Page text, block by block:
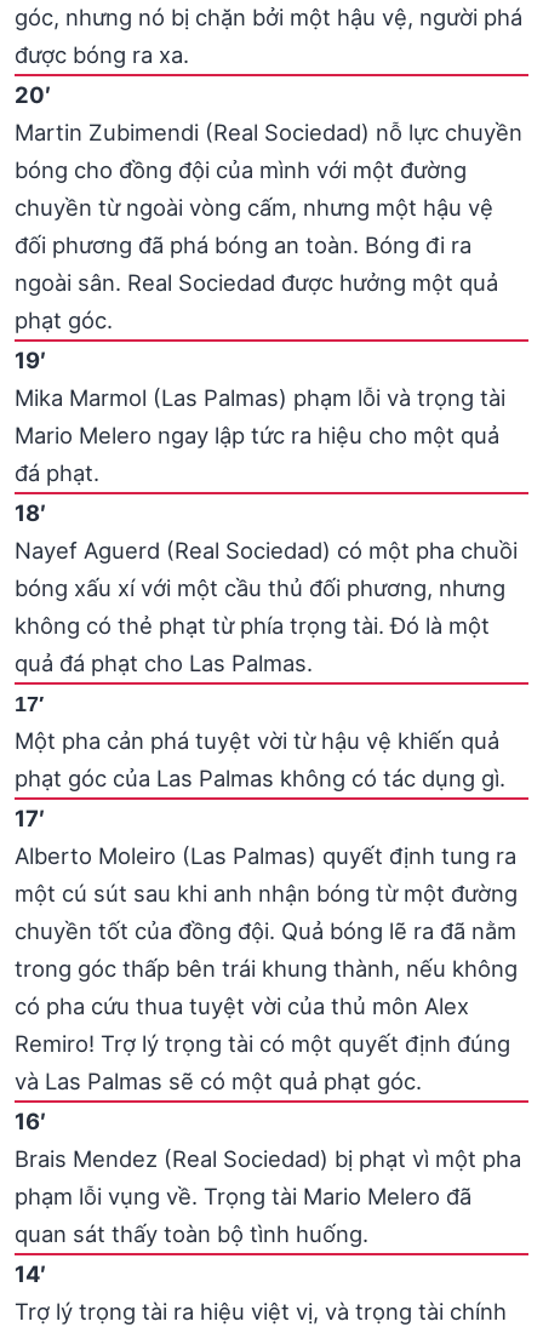
góc, nhưng nó bị chặn bởi một hậu vệ, người phá
được bóng ra xa.
20′
Martin Zubimendi (Real Sociedad) nỗ lực chuyền
bóng cho đồng đội của mình với một đường
chuyền từ ngoài vòng cấm, nhưng một hậu vệ
đối phương đã phá bóng an toàn. Bóng đi ra
ngoài sân. Real Sociedad được hưởng một quả
phạt góc.
19′
Mika Marmol (Las Palmas) phạm lỗi và trọng tài
Mario Melero ngay lập tức ra hiệu cho một quả
đá phạt.
18′
Nayef Aguerd (Real Sociedad) có một pha chuồi
bóng xấu xí với một cầu thủ đối phương, nhưng
không có thẻ phạt từ phía trọng tài. Đó là một
quả đá phạt cho Las Palmas.
17′
Một pha cản phá tuyệt vời từ hậu vệ khiến quả
phạt góc của Las Palmas không có tác dụng gì.
17′
Alberto Moleiro (Las Palmas) quyết định tung ra
một cú sút sau khi anh nhận bóng từ một đường
chuyền tốt của đồng đội. Quả bóng lẽ ra đã nằm
trong góc thấp bên trái khung thành, nếu không
có pha cứu thua tuyệt vời của thủ môn Alex
Remiro! Trợ lý trọng tài có một quyết định đúng
và Las Palmas sẽ có một quả phạt góc.
16′
Brais Mendez (Real Sociedad) bị phạt vì một pha
phạm lỗi vụng về. Trọng tài Mario Melero đã
quan sát thấy toàn bộ tình huống.
14′
Trợ lý trọng tài ra hiệu việt vị, và trọng tài chính